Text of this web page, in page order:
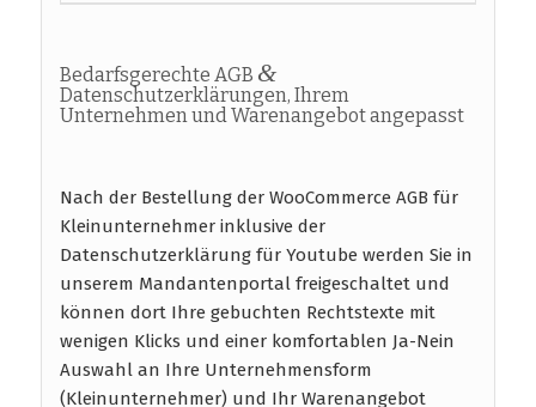
Bedarfsgerechte AGB &
Datenschutzerklärungen, Ihrem
Unternehmen und Warenangebot angepasst
Nach der Bestellung der WooCommerce AGB für
Kleinunternehmer inklusive der
Datenschutzerklärung für Youtube werden Sie in
unserem Mandantenportal freigeschaltet und
können dort Ihre gebuchten Rechtstexte mit
wenigen Klicks und einer komfortablen Ja-Nein
Auswahl an Ihre Unternehmensform
(Kleinunternehmer) und Ihr Warenangebot